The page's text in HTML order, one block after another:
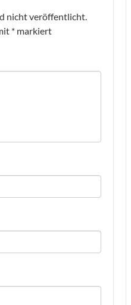
nicht veröffentlicht.
* markiert